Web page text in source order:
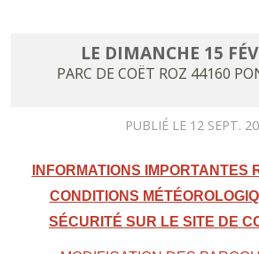
LE DIMANCHE 15
PARC DE COËT ROZ 44160
PUBLIÉ LE 12 SEPT.
INFORMATIONS IMPORTANTES
CONDITIONS
SÉCURITÉ SUR LE SITE DE